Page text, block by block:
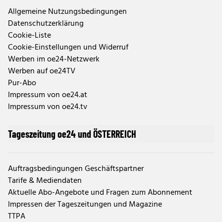
ESKALATION
Jetzt erste Festnahmen
SCHATTENFLOTTE
ANTWORT AUF PUTIN
Russen-Drohnen über Europa – Trump schickt
stärkste Armee Europas?
Putin kündigte auch Reaktionen auf die
Aufrüstung der europäischen Staaten an. "Wir
Allgemeine Nutzungsbedingungen
Datenschutzerklärung
Cookie-Liste
Cookie-Einstellungen und Widerruf
Werben im oe24-Netzwerk
Werben auf oe24TV
Pur-Abo
Impressum von oe24.at
Impressum von oe24.tv
Tageszeitung oe24 und ÖSTERREICH
Auftragsbedingungen Geschäftspartner
Tarife & Mediendaten
Aktuelle Abo-Angebote und Fragen zum Abonnement
Impressen der Tageszeitungen und Magazine
TTPA